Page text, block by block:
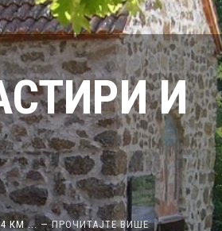
И
КМ... —ПРОЧИТАЈТЕ ВИШЕ